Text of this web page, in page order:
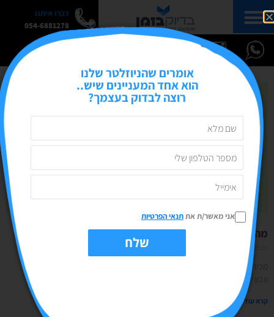
דברו איתנו
054-6881278
מה או איך? מעורבות איכותנית מול כמותנית
02/11/2020
מכירים את זה שאתם שואלים שאלה באיזו קבוצה או בפוסט בעמוד העסקי שלכם,
ונכון שקיבלתם מלא תשובות אבל הן של מילה אחת או גג 2,
קרא עוד »
אומרים שהניוזלטר שלנו
הוא אחד המעניינים שיש..
רוצה לבדוק בעצמך?
אני מאשר/ת אתתנאי הפרטיות
שלח